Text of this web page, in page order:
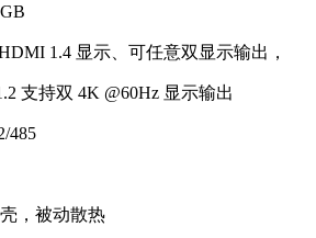
1.4 显示、可任意双显示输出，
支持双 4K @60Hz 显示输出
485
，被动散热